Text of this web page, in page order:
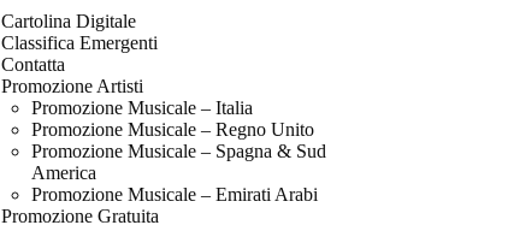
Cartolina Digitale
Classifica Emergenti
Contatta
Promozione Artisti
Promozione Musicale – Italia
Promozione Musicale – Regno Unito
Promozione Musicale – Spagna & Sud
America
Promozione Musicale – Emirati Arabi
Promozione Gratuita